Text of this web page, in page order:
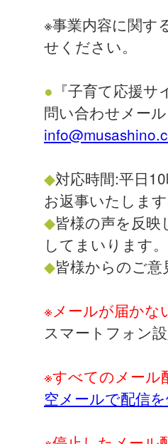
※事業内容に関す
せください。
● 『子育て応援
問い合わせメール
◆対応時間:平日
お返事いたします
◆皆様の声を反
してまいります。
◆皆様からのご意
※メールが届かな
スマートフォン
※すべてのメール
空メールで配信